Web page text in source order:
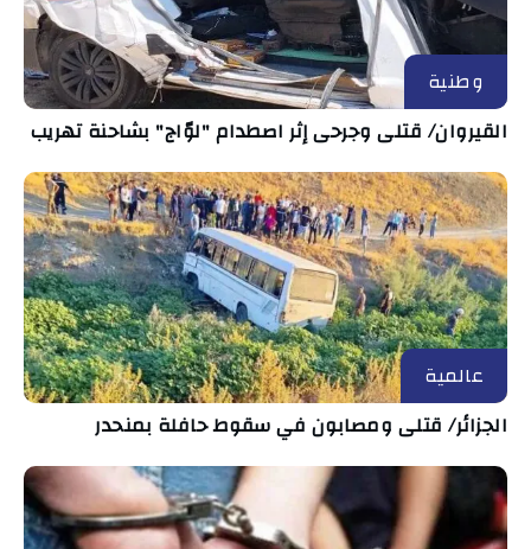
وطنية
القيروان/ قتلى وجرحى إثر اصطدام "لوّاج" بشاحنة تهريب
عالمية
الجزائر/ قتلى ومصابون في سقوط حافلة بمنحدر